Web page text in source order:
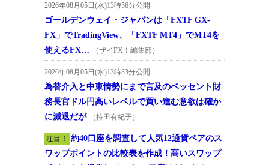
2026年08月05日(水)13時56分公開
ゴールデンウェイ・ジャパンは「FXTF GX-
FX」でTradingView、「FXTF MT4」でMT4を
使えるFX…
（ザイFX！編集部）
2026年08月05日(水)13時33分公開
為替介入と中東情勢にまで言及のベッセント財
務長官ドル円高いレベルで買い進む意欲は確か
に減退だが
（持田有紀子）
注目！
約40口座を調査して人気12通貨ペアのス
ワップポイントの比較表を作成！高いスワップ